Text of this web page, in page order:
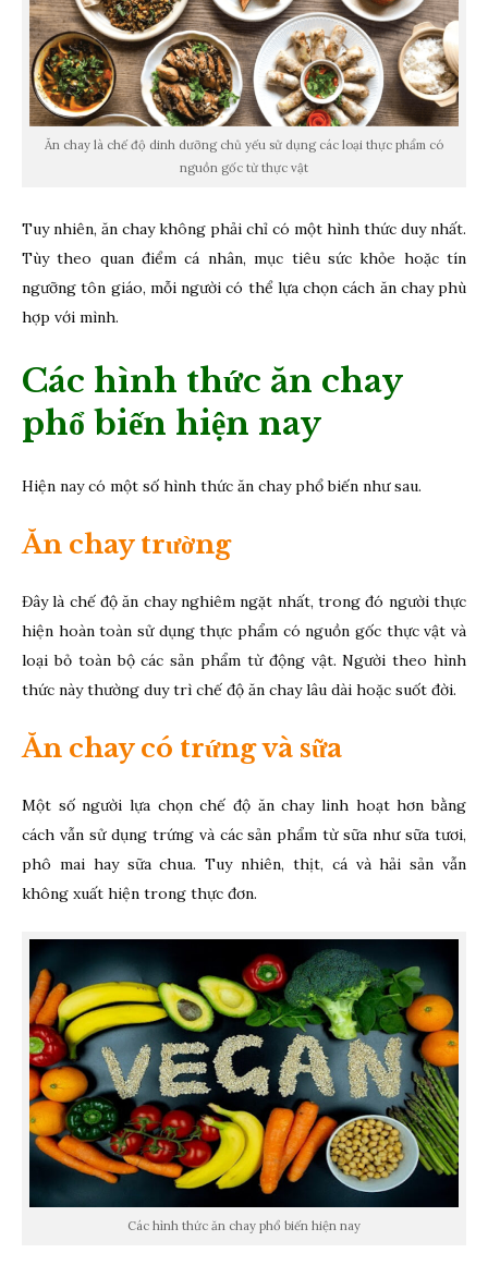
Ăn chay là chế độ dinh dưỡng chủ yếu sử dụng các loại thực phẩm có
nguồn gốc từ thực vật
Tuy nhiên, ăn chay không phải chỉ có một hình thức duy nhất.
Tùy theo quan điểm cá nhân, mục tiêu sức khỏe hoặc tín
ngưỡng tôn giáo, mỗi người có thể lựa chọn cách ăn chay phù
hợp với mình.
Các hình thức ăn chay
phổ biến hiện nay
Hiện nay có một số hình thức ăn chay phổ biến như sau.
Ăn chay trường
Đây là chế độ ăn chay nghiêm ngặt nhất, trong đó người thực
hiện hoàn toàn sử dụng thực phẩm có nguồn gốc thực vật và
loại bỏ toàn bộ các sản phẩm từ động vật. Người theo hình
thức này thường duy trì chế độ ăn chay lâu dài hoặc suốt đời.
Ăn chay có trứng và sữa
Một số người lựa chọn chế độ ăn chay linh hoạt hơn bằng
cách vẫn sử dụng trứng và các sản phẩm từ sữa như sữa tươi,
phô mai hay sữa chua. Tuy nhiên, thịt, cá và hải sản vẫn
không xuất hiện trong thực đơn.
Các hình thức ăn chay phổ biến hiện nay